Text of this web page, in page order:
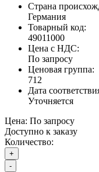
Страна
Германия
Товарный код:
49011000
Цена с НДС:
По запросу
Ценовая группа:
712
Дата
Уточняется
Цена: По запросу
Доступно к заказу
Количество:
+
-